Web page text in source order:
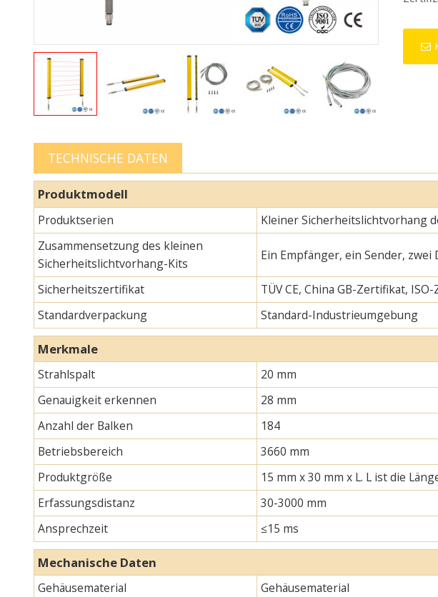
TECHNISCHE DATEN
Produktmodell
Produktserien
Kleiner Sicherheitslichtvorhang
Zusammensetzung des kleinen
Sicherheitslichtvorhang-Kits
Ein Empfänger, ein Sender,
Sicherheitszertifikat
TÜV CE, China GB-Zertifikat,
Standardverpackung
Standard-Industrieumgebung
Merkmale
Strahlspalt
20 mm
Genauigkeit erkennen
28 mm
Anzahl der Balken
184
Betriebsbereich
3660 mm
Produktgröße
15 mm x 30 mm x L. L ist die
Erfassungsdistanz
30-3000 mm
Ansprechzeit
≤15 ms
Mechanische Daten
Gehäusematerial
Gehäusematerial